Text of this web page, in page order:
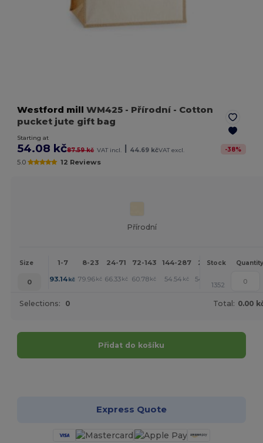
Westford mill WM425 - Přírodní- Cotton
pucket jute gift bag
Starting at
54.08 kč87.59 kč VAT incl. | 44.69 kčVAT excl. -38%
5.0 12 Reviews
Přírodní
Size 1-7 8-23 24-71 72-143 144-287 288 + More
Stock Quantity
0 93.14kč 79.96 kč 66.33 kč 60.78 kč 54.54 kč 54.08
1352
Selections: 0 Total: 0.00
Přidat do košíku
Express Quote